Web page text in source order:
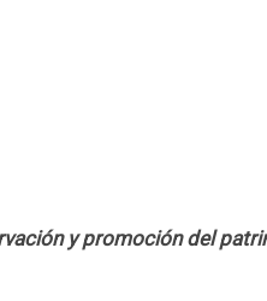
y promoción del